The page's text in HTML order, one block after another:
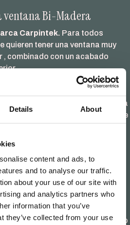
Details About
content and ads, to
and to analyse our traffic.
about your use of our site with
and analytics partners who
information that you’ve
they’ve collected from your use
ventana Bi-Madera
Carpintek. Para todos
quieren tener una ventana muy
, combinado con un acabado
Excelente, prácticamente
Llamado la ‘’teca africana’’, es una
‘’como muy durable o durable
o xilófagos
Elegancia y nobleza, la madera
el perfil de una ventana de
de fabricación artesanal,
no hemos industrializado del todo